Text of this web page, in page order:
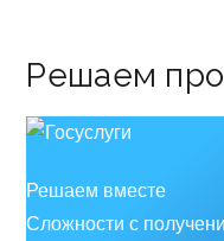
Решаем
Решаем вместе
Сложности с